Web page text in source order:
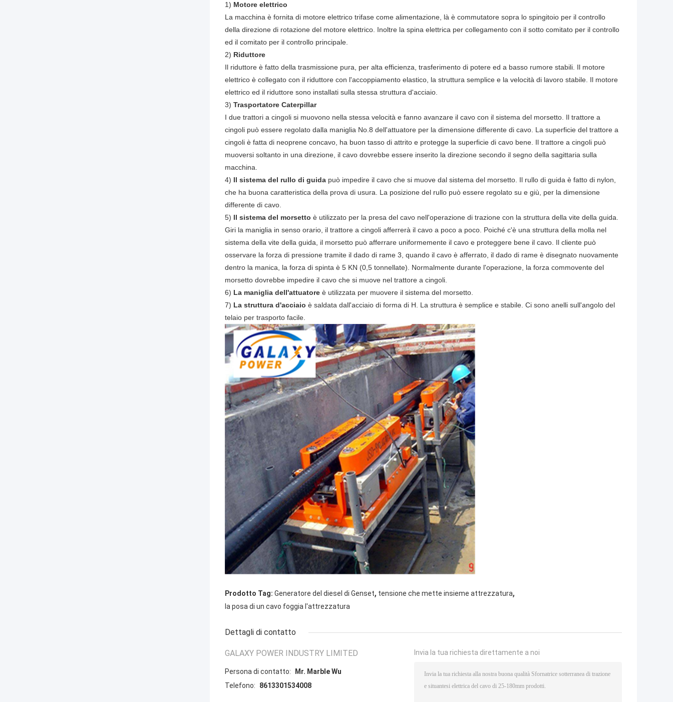
1) Motore elettrico
La macchina è fornita di motore elettrico trifase come alimentazione, là è commutatore sopra lo spingitoio per il controllo
della direzione di rotazione del motore elettrico. Inoltre la spina elettrica per collegamento con il sotto comitato per il controllo
ed il comitato per il controllo principale.
2) Riduttore
Il riduttore è fatto della trasmissione pura, per alta efficienza, trasferimento di potere ed a basso rumore stabili. Il motore
elettrico è collegato con il riduttore con l'accoppiamento elastico, la struttura semplice e la velocità di lavoro stabile. Il motore
elettrico ed il riduttore sono installati sulla stessa struttura d'acciaio.
3) Trasportatore Caterpillar
I due trattori a cingoli si muovono nella stessa velocità e fanno avanzare il cavo con il sistema del morsetto. Il trattore a
cingoli può essere regolato dalla maniglia No.8 dell'attuatore per la dimensione differente di cavo. La superficie del trattore a
cingoli è fatta di neoprene concavo, ha buon tasso di attrito e protegge la superficie di cavo bene. Il trattore a cingoli può
muoversi soltanto in una direzione, il cavo dovrebbe essere inserito la direzione secondo il segno della sagittaria sulla
macchina.
4) Il sistema del rullo di guida può impedire il cavo che si muove dal sistema del morsetto. Il rullo di guida è fatto di nylon,
che ha buona caratteristica della prova di usura. La posizione del rullo può essere regolato su e giù, per la dimensione
differente di cavo.
5) Il sistema del morsetto è utilizzato per la presa del cavo nell'operazione di trazione con la struttura della vite della guida.
Giri la maniglia in senso orario, il trattore a cingoli afferrerà il cavo a poco a poco. Poiché c'è una struttura della molla nel
sistema della vite della guida, il morsetto può afferrare uniformemente il cavo e proteggere bene il cavo. Il cliente può
osservare la forza di pressione tramite il dado di rame 3, quando il cavo è afferrato, il dado di rame è disegnato nuovamente
dentro la manica, la forza di spinta è 5 KN (0,5 tonnellate). Normalmente durante l'operazione, la forza commovente del
morsetto dovrebbe impedire il cavo che si muove nel trattore a cingoli.
6) La maniglia dell'attuatore è utilizzata per muovere il sistema del morsetto.
7) La struttura d'acciaio è saldata dall'acciaio di forma di H. La struttura è semplice e stabile. Ci sono anelli sull'angolo del
telaio per trasporto facile.
Prodotto Tag: Generatore del diesel di Genset, tensione che mette insieme attrezzatura,
la posa di un cavo foggia l'attrezzatura
Dettagli di contatto
GALAXY POWER INDUSTRY LIMITED
Persona di contatto:
Mr. Marble Wu
Telefono:
8613301534008
Invia la tua richiesta direttamente a noi